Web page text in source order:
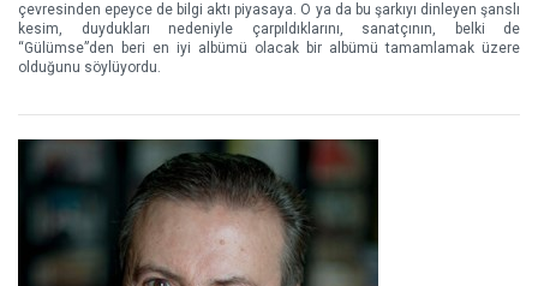
çevresinden epeyce de bilgi aktı piyasaya. O ya da bu şarkıyı dinleyen şanslı
kesim, duydukları nedeniyle çarpıldıklarını, sanatçının, belki de
“Gülümse”den beri en iyi albümü olacak bir albümü tamamlamak üzere
olduğunu söylüyordu.